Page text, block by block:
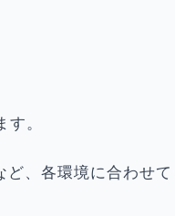
。
、各環境に合わせて